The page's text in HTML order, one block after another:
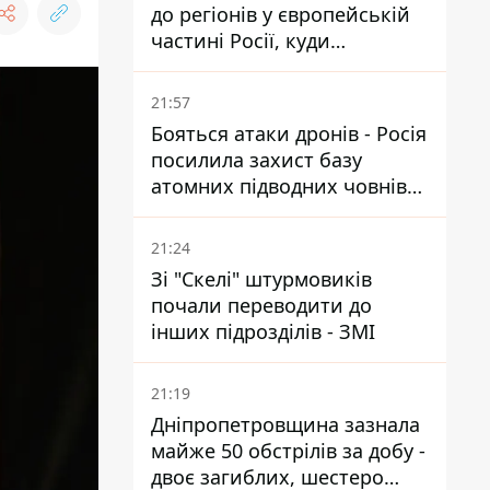
до регіонів у європейській
частині Росії, куди
регулярно долітають дрони
21:57
Бояться атаки дронів - Росія
посилила захист базу
атомних підводних човнів
за 7400 км від України
21:24
Зі "Скелі" штурмовиків
почали переводити до
інших підрозділів - ЗМІ
21:19
Дніпропетровщина зазнала
майже 50 обстрілів за добу -
двоє загиблих, шестеро